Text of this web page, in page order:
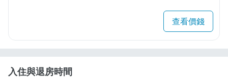
查看價錢
入住與退房時間